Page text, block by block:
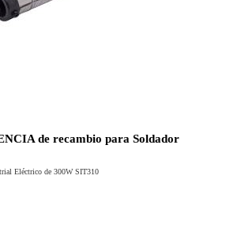
de recambio para Soldador
Eléctrico de 300W SIT310